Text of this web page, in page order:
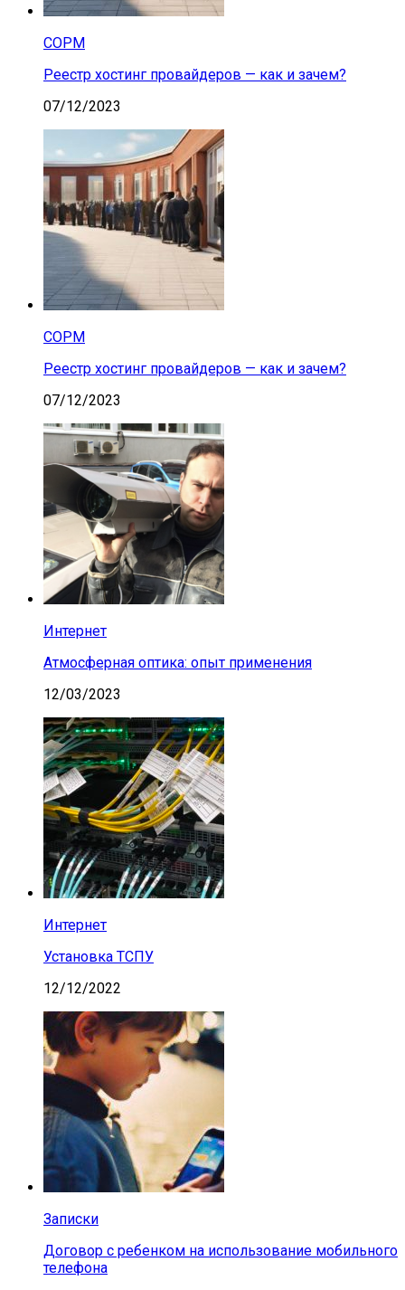
СОРМ
Реестр хостинг провайдеров — как и зачем?
07/12/2023
СОРМ
Реестр хостинг провайдеров — как и зачем?
07/12/2023
Интернет
Атмосферная оптика: опыт применения
12/03/2023
Интернет
Установка ТСПУ
12/12/2022
Записки
Договор с ребенком на использование мобильного
телефона